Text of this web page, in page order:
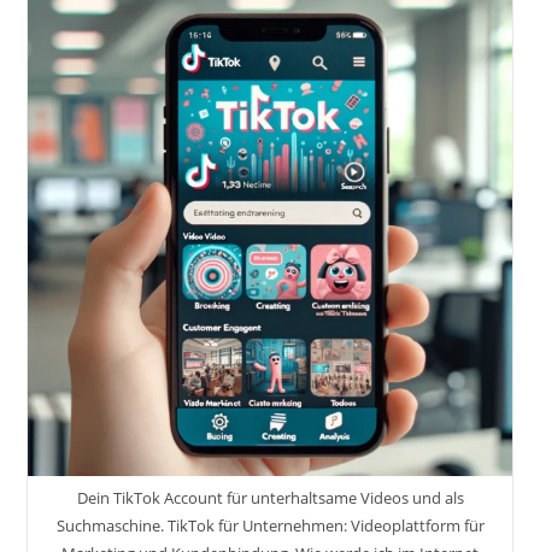
Dein TikTok Account für unterhaltsame Videos und als
Suchmaschine. TikTok für Unternehmen: Videoplattform für